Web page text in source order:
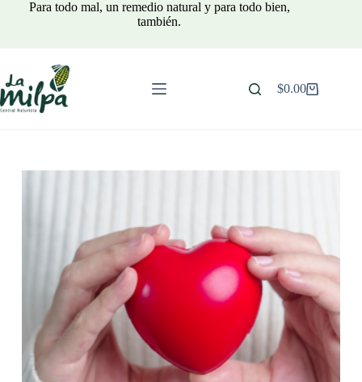
Para todo mal, un remedio natural y para todo bien,
también.
Carro
$0.00